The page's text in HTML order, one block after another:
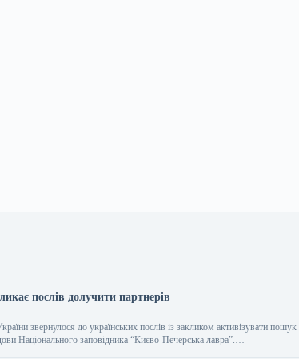
послів долучити партнерів
звернулося до українських послів із закликом активізувати пошук
Національного заповідника “Києво-Печерська лавра”.…